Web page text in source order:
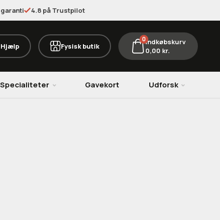
4.8 på Trustpilot
Hjælp Fysisk butik
0Indkøbskurv
0,00 kr.
Specialiteter Gavekort Udforsk